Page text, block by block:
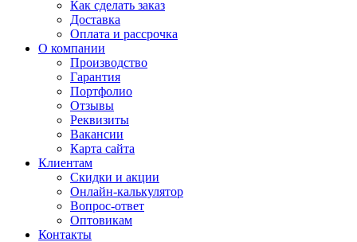
Как сделать заказ
Доставка
Оплата и рассрочка
О компании
Производство
Гарантия
Портфолио
Отзывы
Реквизиты
Вакансии
Карта сайта
Клиентам
Скидки и акции
Онлайн-калькулятор
Вопрос-ответ
Оптовикам
Контакты